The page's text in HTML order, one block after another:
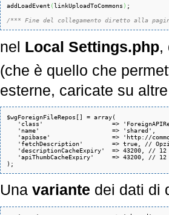
addLoadEvent (linkUploadToCommons ) ;
/*** Fine del collegamento diretto alla
nel Local Settings.php,
(che è quello che
esterne, caricate su
$wgForeignFileRepos[] = array(
'class'                   =>
   'name'                    => 'shared',
'apibase'                 => 'http://
'fetchDescription'        => true, //
'descriptionCacheExpiry'  => 43200, //
'apiThumbCacheExpiry'     => 43200, //
Una variante dei dati di